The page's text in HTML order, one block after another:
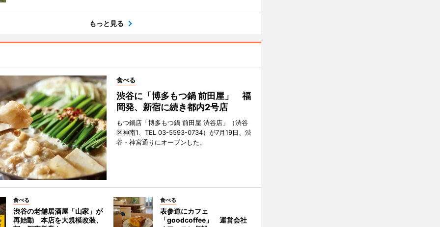
もっと見る
食べる
渋谷に「博多もつ鍋 前田屋」 福
岡発、新宿に続き都内2号店
もつ鍋店「博多もつ鍋 前田屋 渋谷店」（渋谷
区神南1、TEL 03-5593-0734）が7月19日、渋
谷・神宮通りにオープンした。
食べる
渋谷の老舗居酒屋「山家」が
再始動 本店を大規模改装、
食べる
表参道にカフェ
「goodcoffee」 運営会社